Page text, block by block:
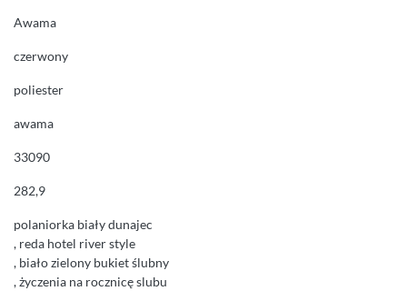
Awama
czerwony
poliester
awama
33090
282,9
polaniorka biały dunajec
, reda hotel river style
, biało zielony bukiet ślubny
, życzenia na rocznicę slubu